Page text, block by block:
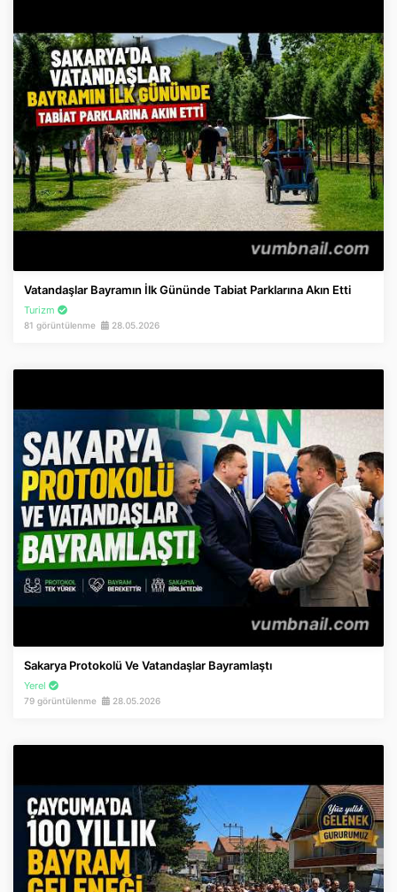
Vatandaşlar Bayramın İlk Gününde Tabiat Parklarına Akın Etti
Turizm
81 görüntülenme 28.05.2026
Sakarya Protokolü Ve Vatandaşlar Bayramlaştı
Yerel
79 görüntülenme 28.05.2026